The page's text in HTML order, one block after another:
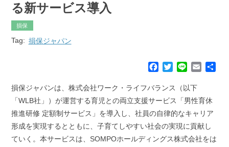
る新サービス導入
損保
Tag: 損保ジャパン
c
o
o
k
T
i
t
e
r
n
e
E
i
損保ジャパンは、株式会社ワーク・ライフバランス（以下
「WLB社」）が運営する育児との両立支援サービス「男性育休
推進研修 定額制サービス」を導入し、社員の自律的なキャリア
形成を実現するとともに、子育てしやすい社会の実現に貢献し
ていく。本サービスは、SOMPOホールディングス株式会社をは